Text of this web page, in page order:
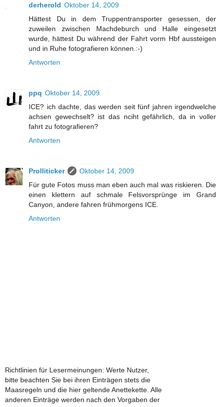
derherold Oktober 14, 2009
Hättest Du in dem Truppentransporter gesessen, der
zuweilen zwischen Machdeburch und Halle eingesetzt
wurde, hättest Du während der Fahrt vorm Hbf aussteigen
und in Ruhe fotografieren können.:-)
Antworten
ppq Oktober 14, 2009
ICE? ich dachte, das werden seit fünf jahren irgendwelche
achsen gewechselt? ist das nciht gefährlich, da in voller
fahrt zu fotografieren?
Antworten
Prolliticker
Oktober 14, 2009
Für gute Fotos muss man eben auch mal was riskieren. Die
einen klettern auf schmale Felsvorsprünge im Grand
Canyon, andere fahren frühmorgens ICE.
Antworten
Richtlinien für Lesermeinungen: Werte Nutzer,
bitte beachten Sie bei ihren Einträgen stets die
Maasregeln und die hier geltende Anettekette. Alle
anderen Einträge werden nach den Vorgaben der